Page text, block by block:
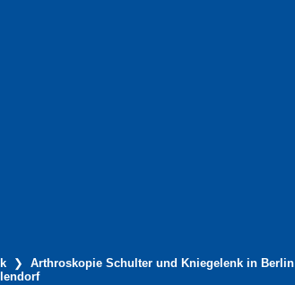
Arthroskopie Schulter und Kniegelenk in Berlin